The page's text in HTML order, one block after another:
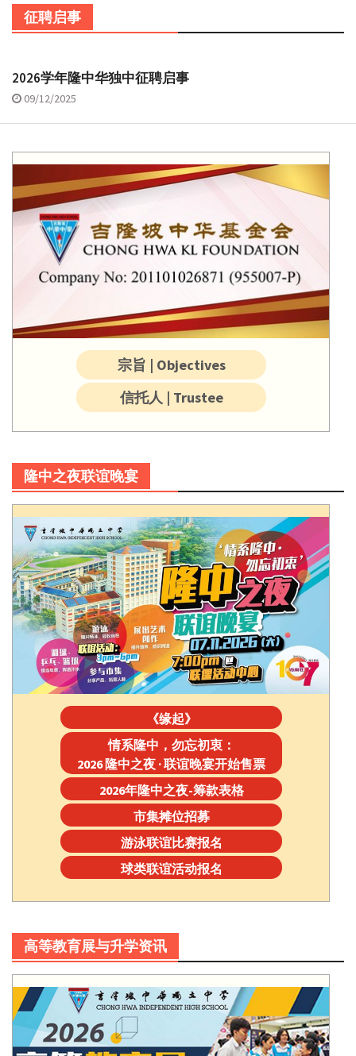
征聘启事
2026学年隆中华独中征聘启事
09/12/2025
宗旨 | Objectives
信托人 | Trustee
隆中之夜联谊晚宴
《缘起》
情系隆中，勿忘初衷：
2026 隆中之夜 · 联谊晚宴开始售票
2026年隆中之夜-筹款表格
市集摊位招募
游泳联谊比赛报名
球类联谊活动报名
高等教育展与升学资讯